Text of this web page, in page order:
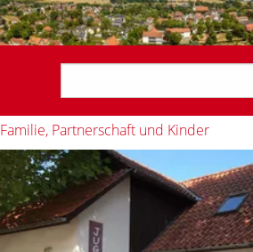
Familie, Partnerschaft und Kinder